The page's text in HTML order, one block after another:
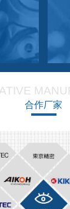
合作厂家